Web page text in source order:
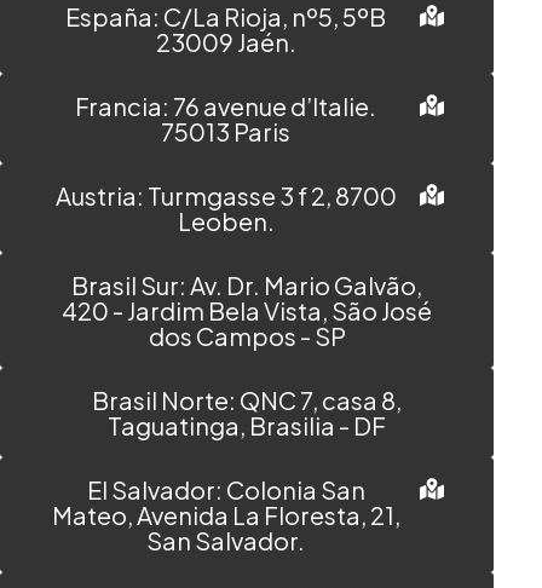
España: C/La Rioja, nº5, 5ºB
23009 Jaén.
Francia: 76 avenue d’Italie.
75013 Paris
Austria: Turmgasse 3 f 2, 8700
Leoben.
Brasil Sur: Av. Dr. Mario Galvão,
420 - Jardim Bela Vista, São José
dos Campos - SP
Brasil Norte: QNC 7, casa 8,
Taguatinga, Brasilia - DF
El Salvador: Colonia San
Mateo, Avenida La Floresta, 21,
San Salvador.